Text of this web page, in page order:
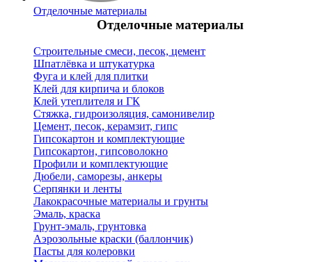
Отделочные материалы
Отделочные материалы
Строительные смеси, песок, цемент
Шпатлёвка и штукатурка
Фуга и клей для плитки
Клей для кирпича и блоков
Клей утеплителя и ГК
Стяжка, гидроизоляция, самонивелир
Цемент, песок, керамзит, гипс
Гипсокартон и комплектующие
Гипсокартон, гипсоволокно
Профили и комплектующие
Дюбели, саморезы, анкеры
Серпянки и ленты
Лакокрасочные материалы и грунты
Эмаль, краска
Грунт-эмаль, грунтовка
Аэрозольные краски (баллончик)
Пасты для колеровки